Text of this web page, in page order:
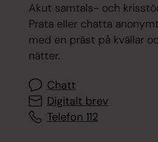
Akut samtals- och
Prata eller chatta anonymt
med en präst på kvällar
nätter.
Chatt
Digitalt brev
Telefon 112